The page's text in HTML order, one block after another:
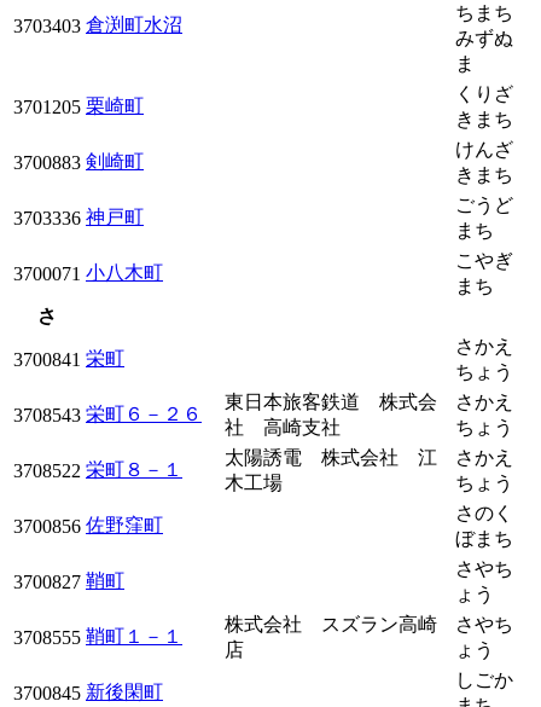
3703403 倉渕町水沼
ちまち
みずぬ
ま
3701205 栗崎町
くりざ
きまち
3700883 剣崎町
けんざ
きまち
3703336 神戸町
ごうど
まち
3700071 小八木町
こやぎ
まち
さ
3700841 栄町
さかえ
ちょう
3708543 栄町６－２６
東日本旅客鉄道 株式会
社 高崎支社
さかえ
ちょう
3708522 栄町８－１
太陽誘電 株式会社 江
木工場
さかえ
ちょう
3700856 佐野窪町
さのく
ぼまち
3700827 鞘町
さやち
ょう
3708555 鞘町１－１
株式会社 スズラン高崎
店
さやち
ょう
3700845 新後閑町
しごか